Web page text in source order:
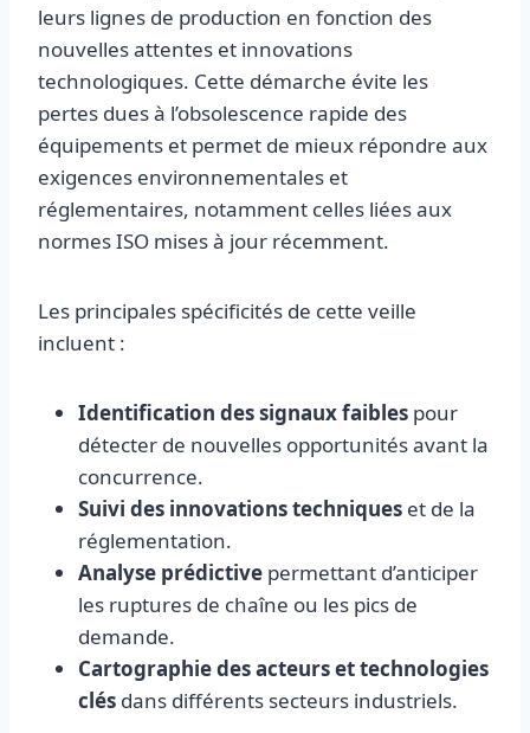
leurs lignes de production en fonction des
nouvelles attentes et innovations
technologiques. Cette démarche évite les
pertes dues à l’obsolescence rapide des
équipements et permet de mieux répondre aux
exigences environnementales et
réglementaires, notamment celles liées aux
normes ISO mises à jour récemment.
Les principales spécificités de cette veille
incluent :
Identification des signaux faibles pour
détecter de nouvelles opportunités avant la
concurrence.
Suivi des innovations techniques et de la
réglementation.
Analyse prédictive permettant d’anticiper
les ruptures de chaîne ou les pics de
demande.
Cartographie des acteurs et technologies
clés dans différents secteurs industriels.